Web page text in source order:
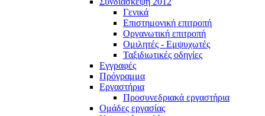
Γενικά
Επιστημονική επιτροπή
Οργανωτική επιτροπή
Ομιλητές - Εμψυχωτές
Ταξιδιωτικές οδηγίες
Εγγραφές
Πρόγραμμα
Εργαστήρια
Προσυνεδριακά εργαστήρια
Ομάδες εργασίας